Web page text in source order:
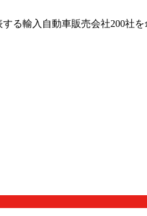
る輸入自動車販売会社200社